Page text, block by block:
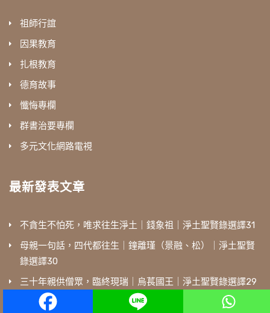
祖師行誼
因果教育
扎根教育
德育故事
懺悔專欄
群書治要專欄
多元文化網路電視
最新發表文章
不貪生不怕死，唯求往生淨土｜錢象祖｜淨土聖賢錄選譯31
母親一句話，四代都往生｜鐘離瑾（景融、松）｜淨土聖賢
錄選譯30
三十年親供僧眾，臨終現瑞｜烏萇國王｜淨土聖賢錄選譯29
遍參諸方修淨業，悟得真心生西方｜成注法師｜淨土聖賢錄